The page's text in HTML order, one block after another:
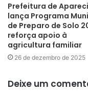
Obra – Com
fundação, estrutura de
piso, pavimentação,
instalações de água
de conclusão é de 120
Prefeitura de
lança Programa
de Preparo de Solo
reforça apoio à
agricultura familiar
26 de dezembro de 2025
Deixe um